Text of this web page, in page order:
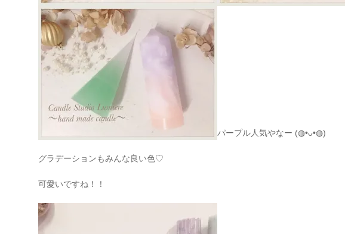
パープル人気やなー (◍•ᴗ•◍)
グラデーションもみんな良い色♡
可愛いですね！！